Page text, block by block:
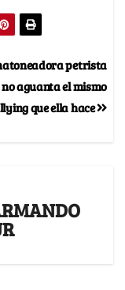
petrista
aguanta el mismo
que ella hace